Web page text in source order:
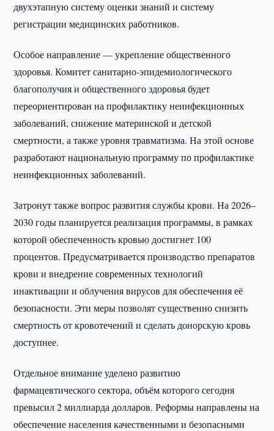
двухэтапную систему оценки знаний и систему
регистрации медицинских работников.
Особое направление — укрепление общественного
здоровья. Комитет санитарно-эпидемиологического
благополучия и общественного здоровья будет
переориентирован на профилактику неинфекционных
заболеваний, снижение материнской и детской
смертности, а также уровня травматизма. На этой основе
разработают национальную программу по профилактике
неинфекционных заболеваний.
Затронут также вопрос развития службы крови. На 2026–
2030 годы планируется реализация программы, в рамках
которой обеспеченность кровью достигнет 100
процентов. Предусматривается производство препаратов
крови и внедрение современных технологий
инактивации и облучения вирусов для обеспечения её
безопасности. Эти меры позволят существенно снизить
смертность от кровотечений и сделать донорскую кровь
доступнее.
Отдельное внимание уделено развитию
фармацевтического сектора, объём которого сегодня
превысил 2 миллиарда долларов. Реформы направлены на
обеспечение населения качественными и безопасными